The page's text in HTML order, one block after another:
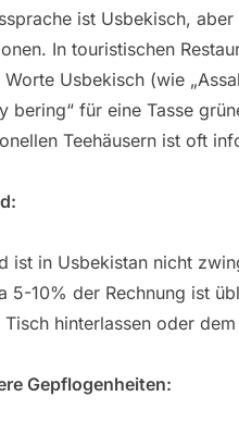
ist Usbekisch,
In touristischen
Worte Usbekisch (wie
bering“ für eine Tasse
Teehäusern ist oft
ist in Usbekistan nicht
5-10% der Rechnung ist
hinterlassen oder
Gepflogenheiten: